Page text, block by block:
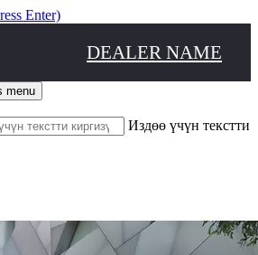
Enter)
DEALER NAME
menu
Издөө үчүн текстти